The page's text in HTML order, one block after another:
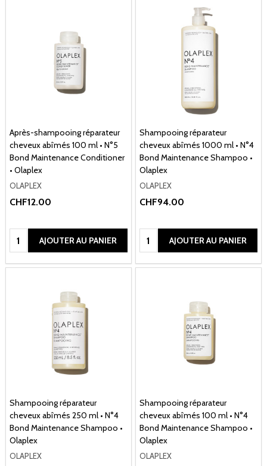
Après-shampooing réparateur
cheveux abîmés 100 ml • N°5
Bond Maintenance Conditioner
• Olaplex
OLAPLEX
CHF12.00
Quantité:AJOUTER AU PANIER
Shampooing réparateur
cheveux abîmés 1000 ml • N°4
Bond Maintenance Shampoo •
Olaplex
OLAPLEX
CHF94.00
Quantité:AJOUTER AU PANIER
Shampooing réparateur
cheveux abîmés 250 ml • N°4
Bond Maintenance Shampoo •
Olaplex
OLAPLEX
Shampooing réparateur
cheveux abîmés 100 ml • N°4
Bond Maintenance Shampoo •
Olaplex
OLAPLEX